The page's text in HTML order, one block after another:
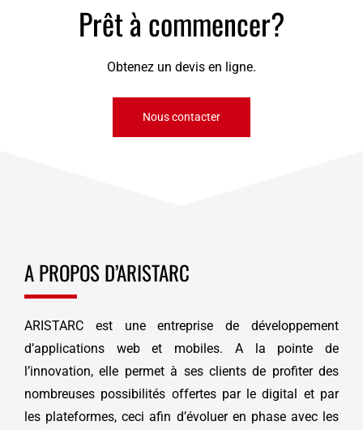
Prêt à commencer?
Obtenez un devis en ligne.
Nous contacter
A PROPOS D’ARISTARC
ARISTARC est une entreprise de développement
d’applications web et mobiles. A la pointe de
l’innovation, elle permet à ses clients de profiter des
nombreuses possibilités offertes par le digital et par
les plateformes, ceci afin d’évoluer en phase avec les